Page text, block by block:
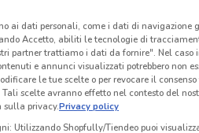
ai dati personali, come i dati di navigazione
Accetto, abiliti le tecnologie di
partner trattiamo i dati da fornire". Nel caso
e annunci visualizzati potrebbero non
le tue scelte o per revocare il
scelte avranno effetto nel contesto del
privacy.Privacy policy
Utilizzando Shopfully/Tiendeo puoi